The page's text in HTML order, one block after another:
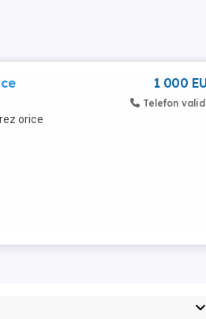
orice
1 000
Telefon